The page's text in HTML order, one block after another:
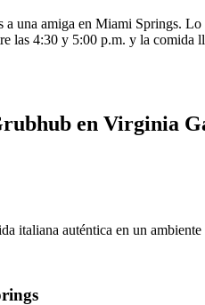
una amiga en Miami Springs.
las 4:30 y 5:00 p.m. y la
en Virginia
italiana auténtica en un